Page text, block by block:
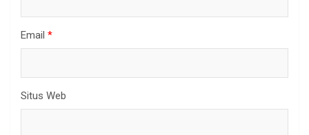
Email *
Situs Web